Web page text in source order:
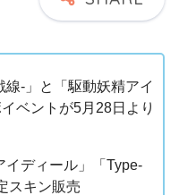
線-」と「駆動妖精アイ
ベントが5月28日より
イディール」「Type-
スキン販売